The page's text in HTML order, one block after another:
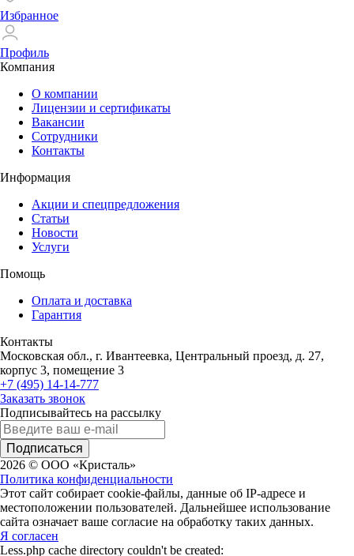
Избранное
Профиль
Компания
О компании
Лицензии и сертификаты
Вакансии
Сотрудники
Контакты
Информация
Акции и спецпредложения
Статьи
Новости
Услуги
Помощь
Оплата и доставка
Гарантия
Контакты
Московская обл., г. Ивантеевка, Центральный проезд, д. 27,
корпус 3, помещение 3
+7 (495) 14-14-777
Заказать звонок
Подписывайтесь на рассылку
Подписаться
2026 © ООО «Кристаль»
Политика конфиденциальности
Этот сайт собирает cookie-файлы, данные об IP-адресе и
местоположении пользователей. Дальнейшее использование
сайта означает ваше согласие на обработку таких данных.
Я согласен
Less.php cache directory couldn't be created: